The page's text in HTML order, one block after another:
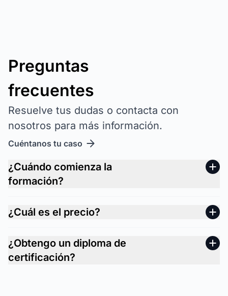
Preguntas
frecuentes
Resuelve tus dudas o contacta con
nosotros para más información.
Cuéntanos tu caso
¿Cuándo comienza la
formación?
¿Cuál es el precio?
¿Obtengo un diploma de
certificación?